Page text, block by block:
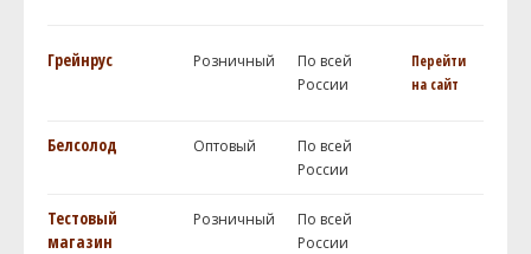
Грейнрус Розничный
По всей
России
Перейти
на сайт
Белсолод Оптовый
По всей
России
Тестовый
магазин
Розничный
По всей
России